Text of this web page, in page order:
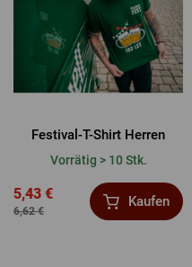
Festival-T-Shirt Herren
Vorrätig > 10 Stk.
6,62 €
5,43 € Kaufen